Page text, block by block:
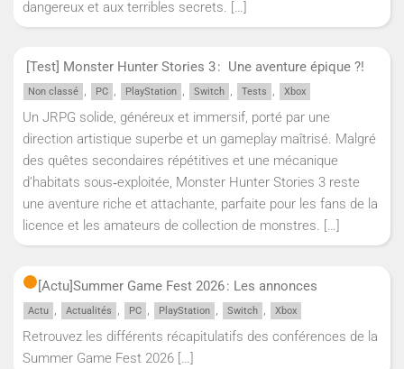
dangereux et aux terribles secrets. […]
[Test] Monster Hunter Stories 3 : Une aventure épique ?!
Non classé , PC , PlayStation , Switch , Tests , Xbox
Un JRPG solide, généreux et immersif, porté par une
direction artistique superbe et un gameplay maîtrisé. Malgré
des quêtes secondaires répétitives et une mécanique
d’habitats sous‑exploitée, Monster Hunter Stories 3 reste
une aventure riche et attachante, parfaite pour les fans de la
licence et les amateurs de collection de monstres. […]
[Actu]Summer Game Fest 2026 : Les annonces
Actu , Actualités , PC , PlayStation , Switch , Xbox
Retrouvez les différents récapitulatifs des conférences de la
Summer Game Fest 2026 […]